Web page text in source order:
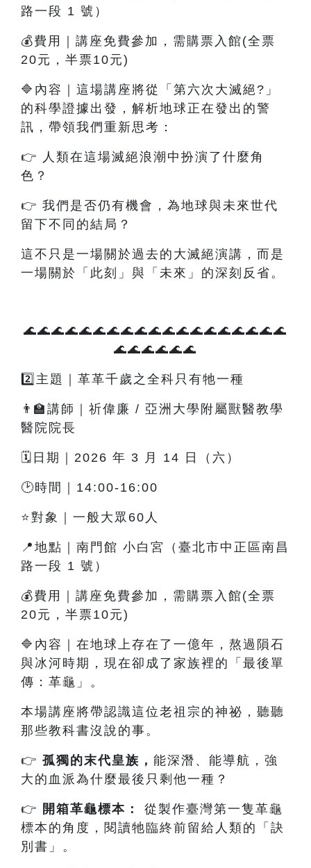
路一段 1 號）
💰費用｜講座免費參加，需購票入館(全票
20元，半票10元)
🔷內容 ｜這場講座將從「第六次大滅絕?」
的科學證據出發，解析地球正在發出的警
訊，帶領我們重新思考：
👉 人類在這場滅絕浪潮中扮演了什麼角
色？
👉 我們是否仍有機會，為地球與未來世代
留下不同的結局？
這不只是一場關於過去的大滅絕演講，而是
一場關於「此刻」與「未來」的深刻反省。
🌊🌊🌊🌊🌊🌊🌊🌊🌊🌊🌊🌊🌊🌊🌊🌊🌊🌊🌊
🌊🌊🌊🌊🌊🌊
2️⃣主題｜革革千歲之全科只有牠一種
👨‍🏫講師｜祈偉廉 / 亞洲大學附屬獸醫教學
醫院院長
🗓️日期｜2026 年 3 月 14 日（六）
🕑時間｜14:00-16:00
⭐對象｜一般大眾60人
📍地點｜南門館 小白宮（臺北市中正區南昌
路一段 1 號）
💰費用｜講座免費參加，需購票入館(全票
20元，半票10元)
🔷內容 ｜ 在地球上存在了一億年，熬過隕石
與冰河時期，現在卻成了家族裡的「最後單
傳：革龜」。
本場講座將帶認識這位老祖宗的神祕，聽聽
那些教科書沒說的事。
👉 孤獨的末代皇族 ， 能深潛、能導航，強
大的血派為什麼最後只剩他一種？
👉 開箱革龜標本：
從製作臺灣第一隻革龜
標本的角度，閱讀牠臨終前留給人類的「訣
別書」。